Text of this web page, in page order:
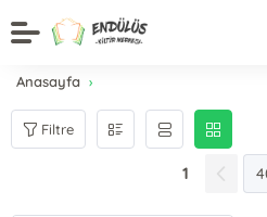
Anasayfa
Filtre
1